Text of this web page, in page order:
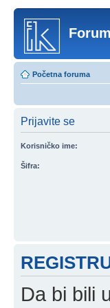
Početna foruma
Prijavite se
Korisničko ime:
Šifra:
Da bi bili